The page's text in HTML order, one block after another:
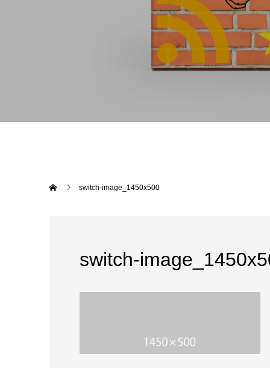
switch-image_1450x500
switch-